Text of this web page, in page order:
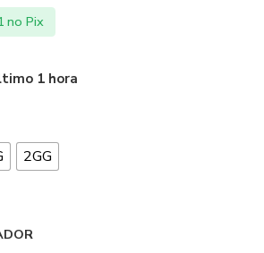
no Pix
1 hora
2GG